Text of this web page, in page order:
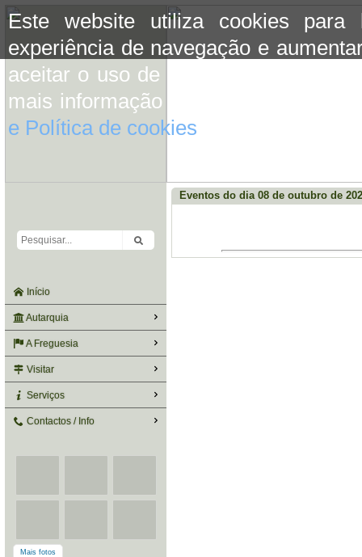
Este website utiliza cookies para
experiência de navegação e
aceitar o uso de cookies basta
mais informação consulte a
e Política de cookies
Início
Autarquia
A Freguesia
Visitar
Serviços
Contactos / Info
Mais fotos
Eventos do dia 08 de outubro de